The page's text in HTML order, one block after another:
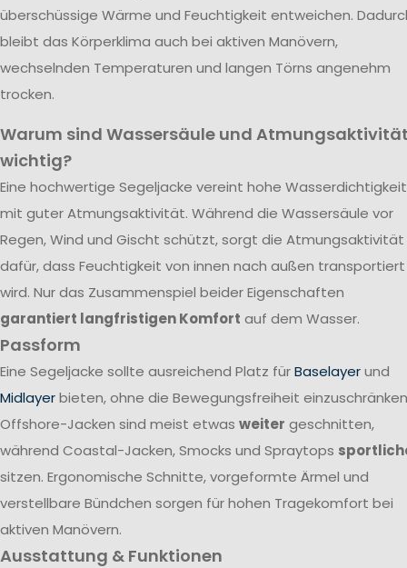
überschüssige Wärme und Feuchtigkeit entweichen.
bleibt das Körperklima auch bei aktiven Manövern,
wechselnden Temperaturen und langen Törns angenehm
trocken.
Warum sind Wassersäule und
wichtig?
Eine hochwertige Segeljacke vereint hohe Wasserdichtigkeit
mit guter Atmungsaktivität. Während die Wassersäule vor
Regen, Wind und Gischt schützt, sorgt die Atmungsaktivität
dafür, dass Feuchtigkeit von innen nach außen transportiert
wird. Nur das Zusammenspiel beider Eigenschaften
garantiert langfristigen Komfort auf dem Wasser.
Passform
Eine Segeljacke sollte ausreichend Platz fürBaselayerund
Midlayerbieten, ohne die Bewegungsfreiheit
Offshore-Jacken sind meist etwas weiter geschnitten,
während Coastal-Jacken, Smocks und Spraytops
sitzen. Ergonomische Schnitte, vorgeformte Ärmel und
verstellbare Bündchen sorgen für hohen Tragekomfort bei
aktiven Manövern.
Ausstattung & Funktionen